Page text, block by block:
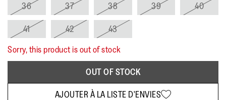
36
37 38 39 40
41 42
43
Sorry, this product is out of stock
OUT OF STOCK
AJOUTER À LA LISTE D'ENVIES